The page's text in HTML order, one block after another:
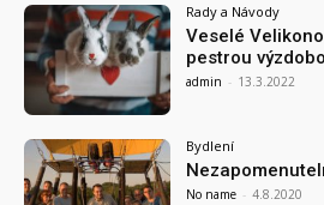
Rady a Návody
Veselé
pestrou
admin - 13.3.2022
Bydlení
No name - 4.8.2020